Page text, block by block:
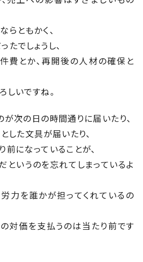
らともかく、
でしょうし、
費とか、再開後の人材の確保と
しいですね。
が次の日の時間通りに届いたり、
した文具が届いたり、
前になっていることが、
というのを忘れてしまっているよ
力を誰かが担ってくれているの
対価を支払うのは当たり前です